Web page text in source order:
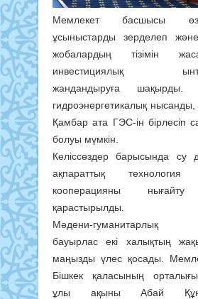
Мемлекет басшысы
ұсыныстарды зерделеп және
жобалардың тізімін
инвестициялық
жандандыруға шақырды.
гидроэнергетикалық нысанды,
Қамбар ата ГЭС-ін бірлесіп
болуы мүмкін.
Келіссөздер барысында су
ақпараттық технология
кооперацияны нығайту
қарастырылды.
Мәдени-гуманитарлық
бауырлас екі халықтың
маңызды үлес қосады.
Бішкек қаласының
ұлы ақыны Абай